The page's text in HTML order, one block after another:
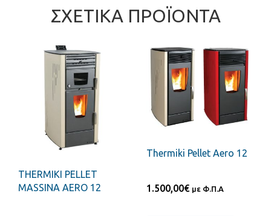
ΣΧΕΤΙΚΆ ΠΡΟΪΌΝΤΑ
THERMIKI PELLET
MASSINA AERO 12
Thermiki Pellet Aero 12
1.500,00€ με Φ.Π.Α